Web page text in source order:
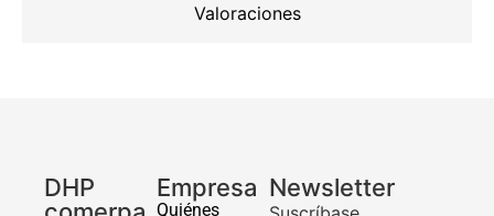
Valoraciones
DHP
Empresa
Quiénes
Newsletter